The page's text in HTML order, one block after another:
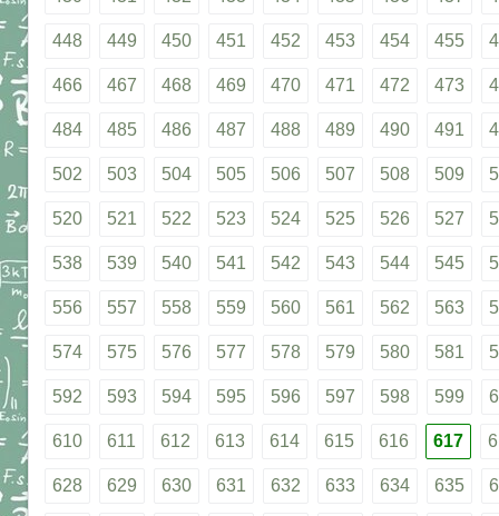
448 449 450 451 452 453 454 455
466 467 468 469 470 471 472 473
484 485 486 487 488 489 490 491
502 503 504 505 506 507 508 509
520 521 522 523 524 525 526 527
538 539 540 541 542 543 544 545
556 557 558 559 560 561 562 563
574 575 576 577 578 579 580 581
592 593 594 595 596 597 598 599
610 611 612 613 614 615 616 617
628 629 630 631 632 633 634 635